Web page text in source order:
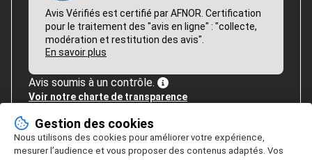
Avis Vérifiés est certifié par AFNOR. Certification
pour le traitement des "avis en ligne" : "collecte,
modération et restitution des avis".
En savoir plus
Avis soumis à un contrôle.
Voir notre charte de transparence
Gestion des cookies
Nous utilisons des cookies pour améliorer votre expérience,
mesurer l’audience et vous proposer des contenus adaptés. Vos